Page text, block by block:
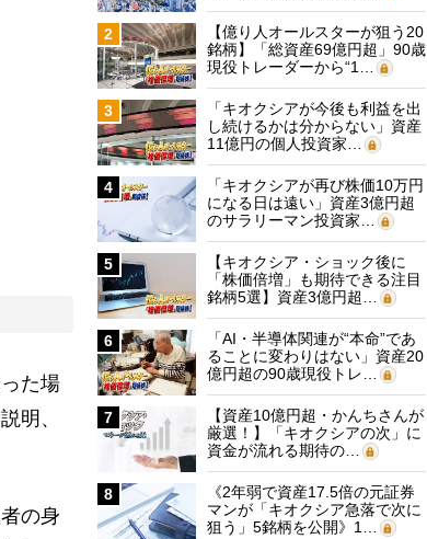
た場
明、
の身
2
【億り人オールスターが狙う20
銘柄】「総資産69億円超」90歳
現役トレーダーから“1…
3
「キオクシアが今後も利益を出
し続けるかは分からない」資産
11億円の個人投資家…
4
「キオクシアが再び株価10万円
になる日は遠い」資産3億円超
のサラリーマン投資家…
5
【キオクシア・ショック後に
「株価倍増」も期待できる注目
銘柄5選】資産3億円超…
6
「AI・半導体関連が“本命”であ
ることに変わりはない」資産20
億円超の90歳現役トレ…
7
【資産10億円超・かんちさんが
厳選！】「キオクシアの次」に
資金が流れる期待の…
8
《2年弱で資産17.5倍の元証券
マンが「キオクシア急落で次に
狙う」5銘柄を公開》1…